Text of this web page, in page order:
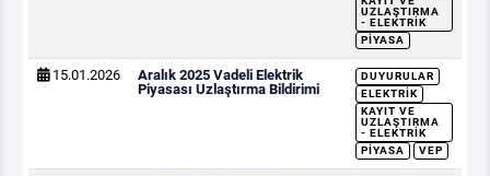
UZLAŞTIRMA
- ELEKTRIK
PIYASA
15.01.2026
Aralık 2025 Vadeli Elektrik
Piyasası Uzlaştırma Bildirimi
DUYURULAR
ELEKTRIK
KAYIT VE
UZLAŞTIRMA
- ELEKTRIK
PIYASA
VEP